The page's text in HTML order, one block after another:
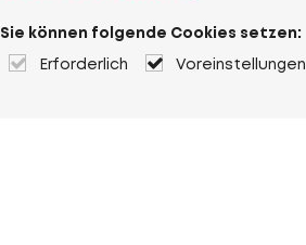
Sie können folgende Cookies setzen:
Erforderlich Voreinstellungen